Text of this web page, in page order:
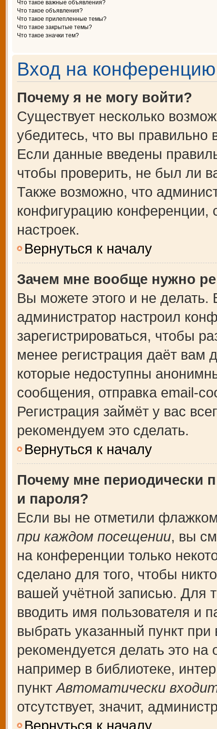
Что такое важные объявления?
Что такое объявления?
Что такое прилепленные темы?
Что такое закрытые темы?
Что такое значки тем?
Вход на конференцию
Почему я не могу войти?
Существует несколько
убедитесь, что вы правильно
Если данные введены
чтобы проверить, не был ли
Также возможно, что
конфигурацию конференции,
настроек.
Вернуться к началу
Зачем мне вообще нужно
Вы можете этого и не делать.
администратор настроил
зарегистрироваться, чтобы
менее регистрация даёт вам
которые недоступны
сообщения, отправка email-
Регистрация займёт у вас
рекомендуем это сделать.
Вернуться к началу
Почему мне периодически
и пароля?
Если вы не отметили
при каждом посещении, вы
на конференции только
сделано для того, чтобы
вашей учётной записью. Для
вводить имя пользователя и
выбрать указанный пункт
рекомендуется делать это
например в библиотеке,
пунктАвтоматически
отсутствует, значит,
Вернуться к началу